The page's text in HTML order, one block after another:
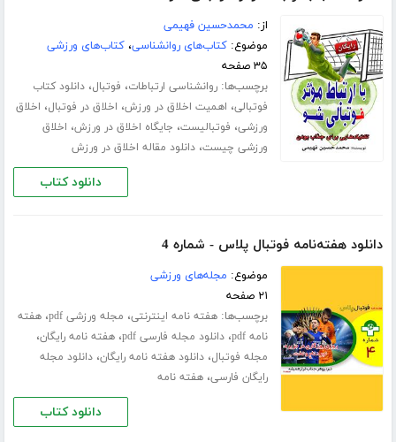
از: محمدحسین فهیمی
موضوع:کتاب‌های روانشناسی،کتاب‌های ورزشی
۳۵ صفحه
برچسب‌ها:روانشناسی ارتباطات، فوتبال،دانلود کتاب
فوتبالی، اهمیت اخلاق در ورزش، اخلاق در فوتبال، اخلاق
ورزشی، فوتبالیست، جایگاه اخلاق در ورزش، اخلاق
ورزشی چیست،دانلود مقاله اخلاق در ورزش
دانلود کتاب
دانلود هفته‌نامه فوتبال پلاس - شماره 4
موضوع: مجله‌های ورزشی
۲۱ صفحه
برچسب‌ها:هفته نامه اینترنتی، مجله ورزشی pdf ،هفته
نامه pdf
،دانلود مجله فارسی pdf ،هفته نامه رایگان،
مجله فوتبال،دانلود هفته نامه رایگان،دانلود مجله
رایگان فارسی،هفته نامه
دانلود کتاب